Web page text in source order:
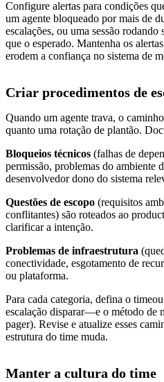
Configure alertas para condições
um agente bloqueado por mais de
escalações, ou uma sessão
que o esperado. Mantenha os
erodem a confiança no sistema de
Criar procedimentos de
Quando um agente trava, o
quanto uma rotação de plantão.
Bloqueios técnicos (falhas de
permissão, problemas do ambiente
desenvolvedor dono do sistema
Questões de escopo (requisitos
conflitantes) são roteados ao
clarificar a intenção.
Problemas de infraestrutura
conectividade, esgotamento de
ou plataforma.
Para cada categoria, defina o
escalação disparar—e o método de
pager). Revise e atualize esses
estrutura do time muda.
Manter a cultura do time